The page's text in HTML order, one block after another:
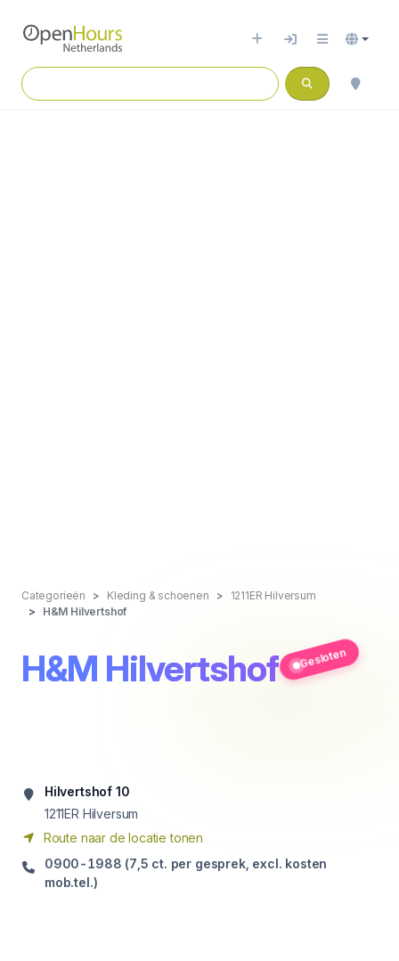
Categorieën Kleding & schoenen
1211ER Hilversum
H&M Hilvertshof
H&M Hilvertshof Gesloten
Hilvertshof 10
1211ER Hilversum
Route naar de locatie tonen
0900-1988 (7,5 ct. per gesprek, excl. kosten
mob.tel.)